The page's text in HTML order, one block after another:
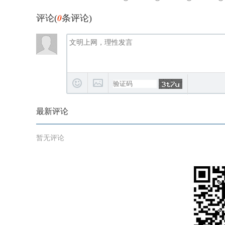
评论(0条评论)
最新评论
暂无评论